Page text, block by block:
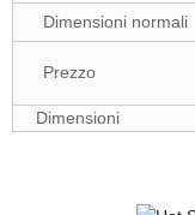
Dimensioni normali
Prezzo
Dimensioni